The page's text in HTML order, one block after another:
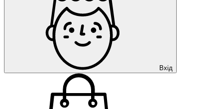
Вхід